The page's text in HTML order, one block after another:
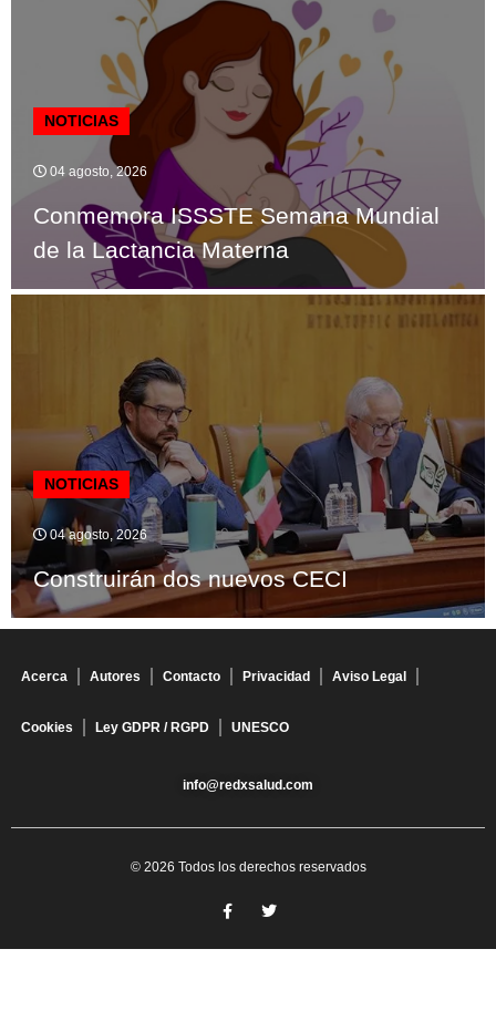
NOTICIAS
04 agosto, 2026
Conmemora ISSSTE Semana Mundial
de la Lactancia Materna
NOTICIAS
04 agosto, 2026
Construirán dos nuevos CECI
Acerca Autores Contacto Privacidad Aviso Legal
Cookies Ley GDPR / RGPD UNESCO
info@redxsalud.com
© 2026 Todos los derechos reservados